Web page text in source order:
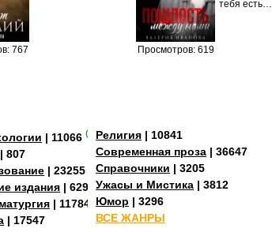
767 Просмотров: 619
тебя есть…
| 11066 (+3)
| 807
| 23255
издания | 629
| 11784
| 17547
Религия | 10841
Современная проза | 36647
Справочники | 3205
Ужасы и Мистика | 3812
Юмор | 3296
ВСЕ ЖАНРЫ